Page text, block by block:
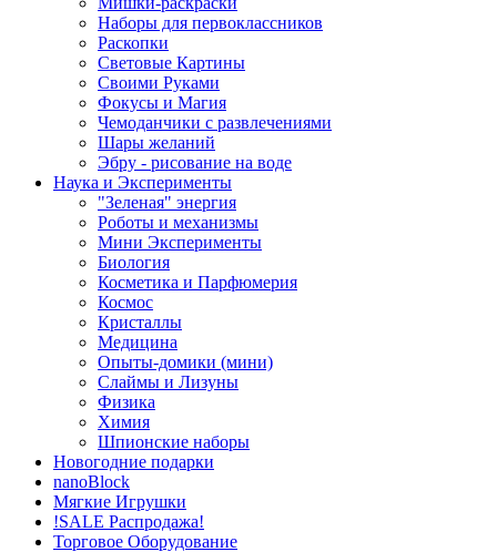
Наборы для первоклассников
Раскопки
Световые Картины
Своими Руками
Фокусы и Магия
Чемоданчики с развлечениями
Шары желаний
Эбру - рисование на воде
Наука и Эксперименты
"Зеленая" энергия
Роботы и механизмы
Мини Эксперименты
Биология
Косметика и Парфюмерия
Космос
Кристаллы
Медицина
Опыты-домики (мини)
Слаймы и Лизуны
Физика
Химия
Шпионские наборы
Новогодние подарки
nanoBlock
Мягкие Игрушки
!SALE Распродажа!
Торговое Оборудование